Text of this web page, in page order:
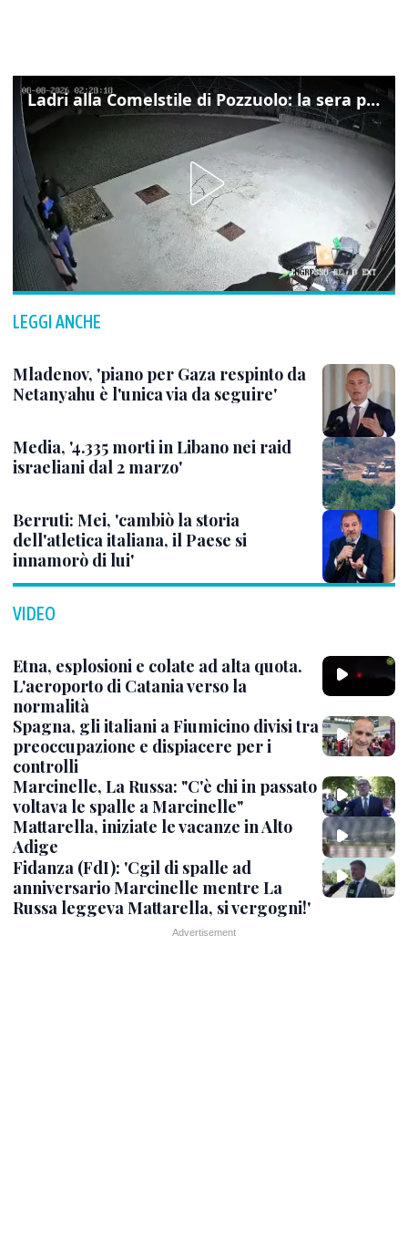
Ladri alla Comelstile di Pozzuolo: la sera prima il tentato furto a Buja, ecco le immagini
LEGGI ANCHE
Mladenov, 'piano per Gaza respinto da
Netanyahu è l'unica via da seguire'
Media, '4.335 morti in Libano nei raid
israeliani dal 2 marzo'
Berruti: Mei, 'cambiò la storia
dell'atletica italiana, il Paese si
innamorò di lui'
VIDEO
Etna, esplosioni e colate ad alta quota.
L'aeroporto di Catania verso la
normalità
Spagna, gli italiani a Fiumicino divisi tra
preoccupazione e dispiacere per i
controlli
Marcinelle, La Russa: "C'è chi in passato
voltava le spalle a Marcinelle"
Mattarella, iniziate le vacanze in Alto
Adige
Fidanza (FdI): 'Cgil di spalle ad
anniversario Marcinelle mentre La
Russa leggeva Mattarella, si vergogni!'